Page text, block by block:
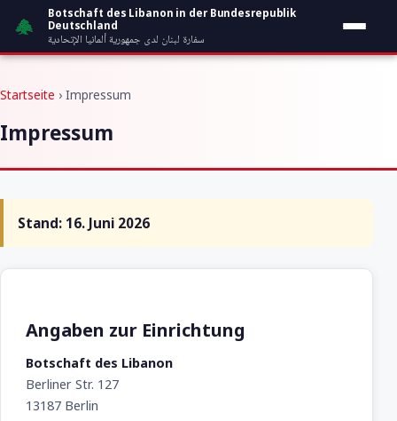
Zum Inhalt springen
Botschaft des Libanon in der Bundesrepublik
Deutschland
سفارة لبنان لدى جمهورية ألمانيا الإتحادية
Startseite › Impressum
Impressum
Stand: 16. Juni 2026
Angaben zur Einrichtung
Botschaft des Libanon
Berliner Str. 127
13187 Berlin